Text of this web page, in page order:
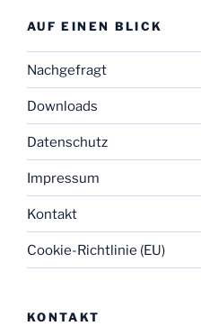
AUF EINEN BLICK
Nachgefragt
Downloads
Datenschutz
Impressum
Kontakt
Cookie-Richtlinie (EU)
KONTAKT